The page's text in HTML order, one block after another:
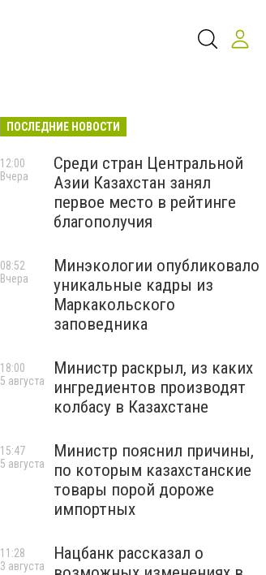
ПОСЛЕДНИЕ НОВОСТИ
Среди стран Центральной
Азии Казахстан занял
первое место в рейтинге
благополучия
12:00
Вчера
Минэкологии опубликовало
уникальные кадры из
Маркакольского
заповедника
08:52
Вчера
Министр раскрыл, из каких
ингредиентов производят
колбасу в Казахстане
18:00
5 августа
Министр пояснил причины,
по которым казахстанские
товары порой дороже
импортных
15:47
5 августа
Нацбанк рассказал о
11:28
3 августа